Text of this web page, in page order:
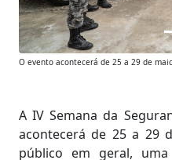
O evento acontecerá de 25 a 29 de
A IV Semana da
acontecerá de 25 a 29
público em geral,